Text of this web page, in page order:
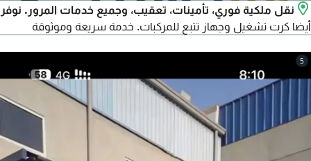
نقل ملكية فوري، تأمينات، تعقيب، وجميع خدمات المرور. نوفر
أيضا كرت تشغيل وجهاز تتبع للمركبات. خدمة سريعة وموثوقة
5